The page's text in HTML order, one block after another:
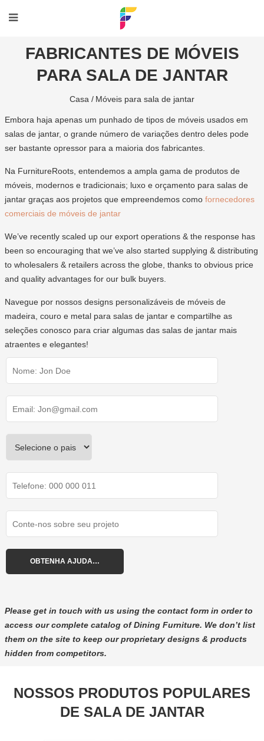
FABRICANTES DE MÓVEIS
PARA SALA DE JANTAR
Casa / Móveis para sala de jantar
Embora haja apenas um punhado de tipos de móveis usados em
salas de jantar, o grande número de variações dentro deles pode
ser bastante opressor para a maioria dos fabricantes.
Na FurnitureRoots, entendemos a ampla gama de produtos de
móveis, modernos e tradicionais; luxo e orçamento para salas de
jantar graças aos projetos que empreendemos como fornecedores
comerciais de móveis de jantar
We’ve recently scaled up our export operations & the response has
been so encouraging that we’ve also started supplying & distributing
to wholesalers & retailers across the globe, thanks to obvious price
and quality advantages for our bulk buyers.
Navegue por nossos designs personalizáveis de móveis de
madeira, couro e metal para salas de jantar e compartilhe as
seleções conosco para criar algumas das salas de jantar mais
atraentes e elegantes!
Please get in touch with us using the contact form in order to
access our complete catalog of Dining Furniture. We don’t list
them on the site to keep our proprietary designs & products
hidden from competitors.
NOSSOS PRODUTOS POPULARES
DE SALA DE JANTAR